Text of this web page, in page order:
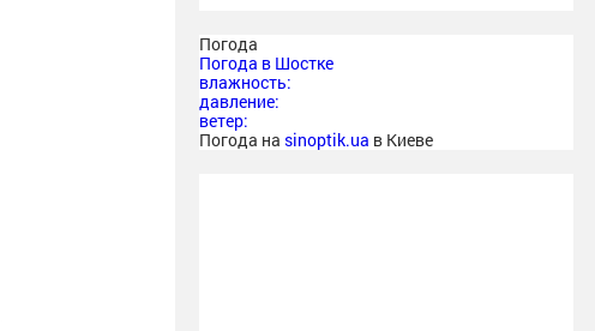
Погода
Погода в Шостке
влажность:
давление:
ветер:
Погода на sinoptik.ua в Киеве